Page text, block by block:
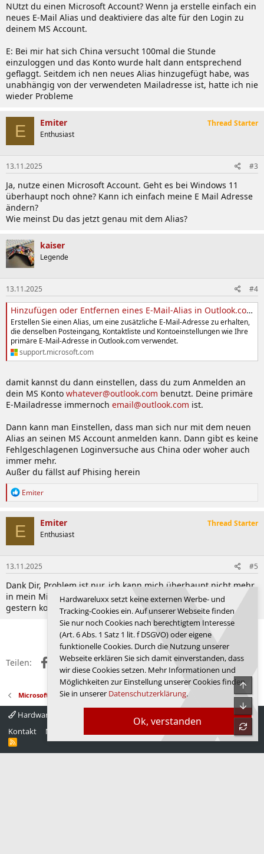
NUtzt du einen Microsoft Account? Wenn ja erstelle einfach ein
neues E-Mail Alias und deaktiviere das alte für den Login zu
deinem MS Account.
E: Bei mir hat sich China versucht 100mal die Stunde
einzuloggen und das Konto wurde halt dann entsprechend
geflaggt. Seitdem ich nen neues Alias hinzugefügt habe, was
unabhängig von der verwendeten Mailadresse ist, hatte ich nie
wieder Probleme
E Emiter
Enthusiast
Thread Starter
13.11.2025 #3
Ja, nutze einen Microsoft Account. Geht es bei Windows 11
überhaupt noch ohne? Kann ich einfach meine E Mail Adresse
ändern?
Wie meinst Du das jetzt genau mit dem Alias?
kaiser
Legende
13.11.2025 #4
Hinzufügen oder Entfernen eines E-Mail-Alias in Outlook.com - Microsoft-Support
Erstellen Sie einen Alias, um eine zusätzliche E-Mail-Adresse zu erhalten,
die denselben Posteingang, Kontaktliste und Kontoeinstellungen wie Ihre
primäre E-Mail-Adresse in Outlook.com verwendet.
support.microsoft.com
damit kannst du dann einstellen, dass du zum Anmelden an
dein MS Konto whatever@outlook.com benutzt. Deine primäre
E-Mailadresse immernoch email@outlook.com ist.
Dann kann man Einstellen, dass man sich nur mit dem neuen
Alias an seinen MS Account anmelden kann. Dann gibt es keine
Fehlgeschlagenen Loginversuche aus China oder woher auch
immer mehr.
Außer du fällst auf Phising herein
R
k
t
i
o
n
e
n
:
Emiter
E Emiter
Enthusiast
Thread Starter
13.11.2025 #5
Dank Dir, Problem ist nur, ich kann mich überhaupt nicht mehr
in mein Microsoft Konto einloggen (siehe Meldung oben),
gestern konnte ich noch mit einem Sicherheitscode rein.
Anmelden, um zu antworten.
Teilen: FacebookX (Twitter)
RedditWhatsApp
E-MailLink
Microsoft Windows 11
Hardwareluxx 4.0
Kontakt
Nutzungsbedingungen Startseite
R
Ok, verstanden
Hardwareluxx setzt keine externen Werbe- und
Tracking-Cookies ein. Auf unserer Webseite finden
Sie nur noch Cookies nach berechtigtem Interesse
(Art. 6 Abs. 1 Satz 1 lit. f DSGVO) oder eigene
funktionelle Cookies. Durch die Nutzung unserer
Webseite erklären Sie sich damit einverstanden, dass
wir diese Cookies setzen. Mehr Informationen und
Möglichkeiten zur Einstellung unserer Cookies finden
Sie in unserer Datenschutzerklärung.